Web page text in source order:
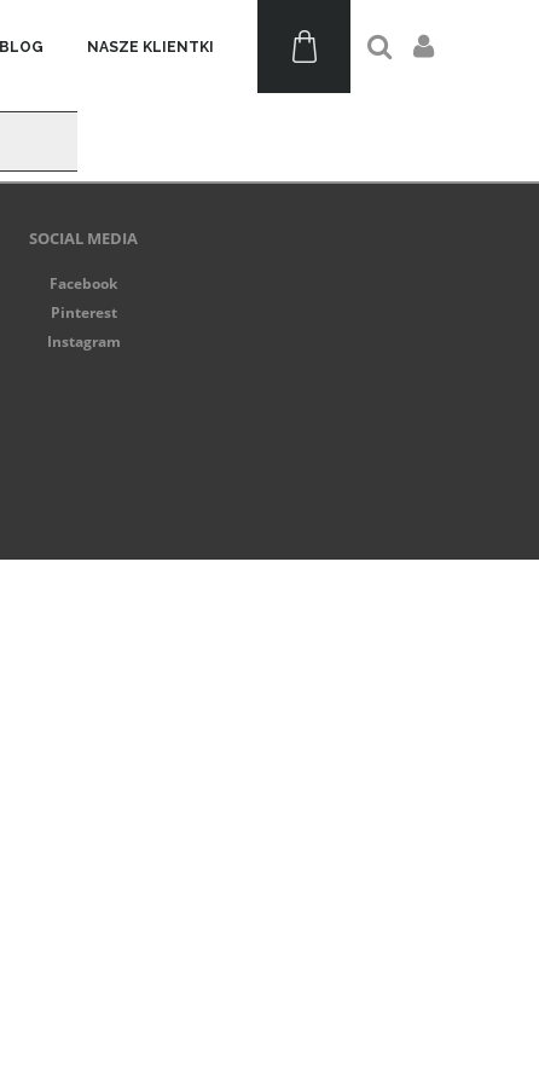
BLOG NASZE KLIENTKI
SOCIAL MEDIA
Facebook
Pinterest
Instagram